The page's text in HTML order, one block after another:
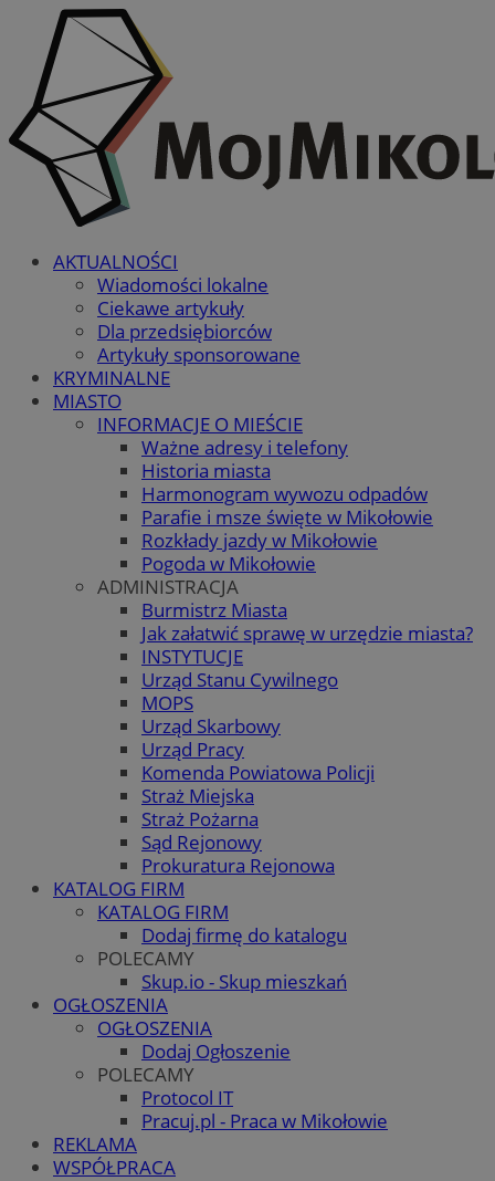
AKTUALNOŚCI
Wiadomości lokalne
Ciekawe artykuły
Dla przedsiębiorców
Artykuły sponsorowane
KRYMINALNE
MIASTO
INFORMACJE O MIEŚCIE
Ważne adresy i telefony
Historia miasta
Harmonogram wywozu odpadów
Parafie i msze święte w Mikołowie
Rozkłady jazdy w Mikołowie
Pogoda w Mikołowie
ADMINISTRACJA
Burmistrz Miasta
Jak załatwić sprawę w urzędzie miasta?
INSTYTUCJE
Urząd Stanu Cywilnego
MOPS
Urząd Skarbowy
Urząd Pracy
Komenda Powiatowa Policji
Straż Miejska
Straż Pożarna
Sąd Rejonowy
Prokuratura Rejonowa
KATALOG FIRM
KATALOG FIRM
Dodaj firmę do katalogu
POLECAMY
Skup.io - Skup mieszkań
OGŁOSZENIA
OGŁOSZENIA
Dodaj Ogłoszenie
POLECAMY
Protocol IT
Pracuj.pl - Praca w Mikołowie
REKLAMA
WSPÓŁPRACA